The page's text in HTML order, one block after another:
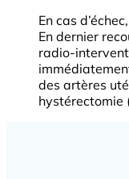
En cas
En dernier
radio-
des artères
hystérectomie